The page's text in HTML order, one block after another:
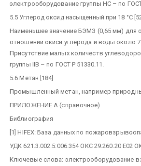
электрооборудование группы НС – по ГОСТ
5.5 Углерод оксид насыщенный при 18 °С
Наименьшее значение БЭМЗ (0,65 мм) для
отношении окиси углерода и воды около
Присутствие малых количеств
группы IIВ – по ГОСТ Р 51330.11.
5.6 Метан [184]
Промышленный метан, например
ПРИЛОЖЕНИЕ А (справочное)
Библиография
[1] HIFEX: База данных по
УДК 621.3.002.5:006.354 ОКС 29.260.20 Е02
Ключевые слова: электрооборудование